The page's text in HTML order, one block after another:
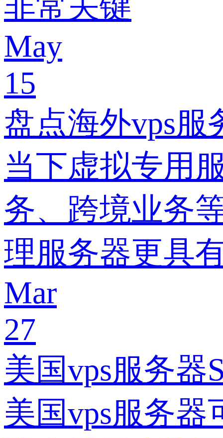
May
15
盘点海外vps
当下虚拟专用
务、跨境业务
理服务器更具
Mar
27
美国vps服务器
美国vps服务器